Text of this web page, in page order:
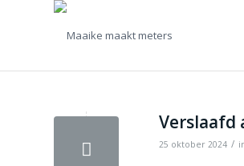
Verslaafd
25 oktober 2024 /